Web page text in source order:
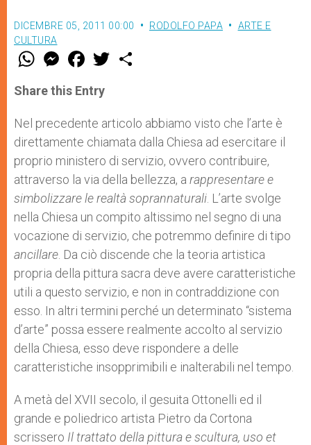
DICEMBRE 05, 2011 00:00 RODOLFO PAPA
ARTE E
CULTURA
W
t
s
p
p
M
e
s
e
g
e
r
F
a
e
b
o
k
w
r
Share this Entry
Nel precedente articolo abbiamo visto che l’arte è
direttamente chiamata dalla Chiesa ad esercitare il
proprio ministero di servizio, ovvero contribuire,
attraverso la via della bellezza, a rappresentare e
simbolizzare le realtà soprannaturali . L’arte svolge
nella Chiesa un compito altissimo nel segno di una
vocazione di servizio, che potremmo definire di tipo
ancillare . Da ciò discende che la teoria artistica
propria della pittura sacra deve avere caratteristiche
utili a questo servizio, e non in contraddizione con
esso. In altri termini perché un determinato “sistema
d’arte” possa essere realmente accolto al servizio
della Chiesa, esso deve rispondere a delle
caratteristiche insopprimibili e inalterabili nel tempo.
A metà del XVII secolo, il gesuita Ottonelli ed il
grande e poliedrico artista Pietro da Cortona
scrissero Il trattato della pittura e scultura, uso et